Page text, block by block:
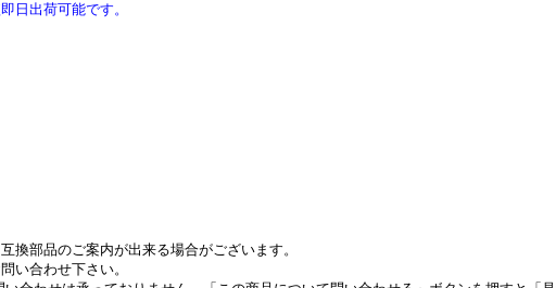
日出荷可能です。
換部品のご案内が出来る場合がございます。
い合わせ下さい。